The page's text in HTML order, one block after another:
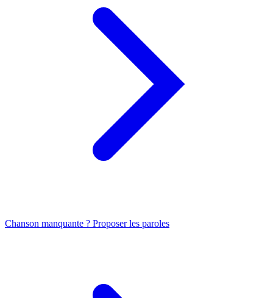
Chanson manquante ? Proposer les paroles